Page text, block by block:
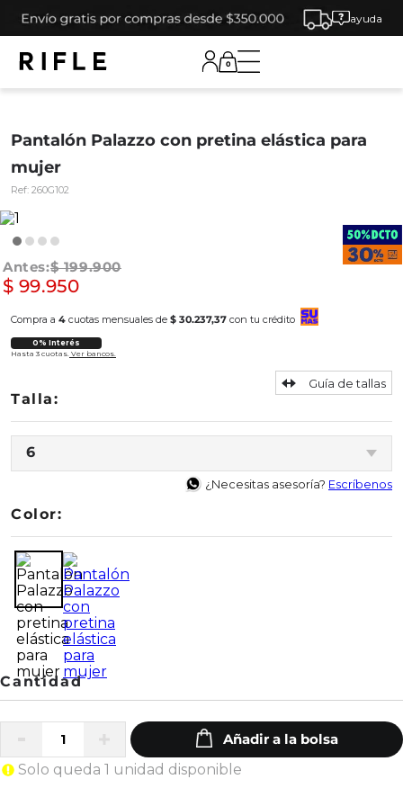
ayuda
0
Pantalón Palazzo con pretina elástica para
mujer
Ref: 260G102
$ 199.900
$ 99.950
Compra a 4 cuotas mensuales de $ 30.237,37 con tu crédito
0% Interés
Hasta 3 cuotas. Ver bancos.
6
Guía de tallas
¿Necesitas asesoría? Escríbenos
Color:
Solo queda 1 unidad disponible